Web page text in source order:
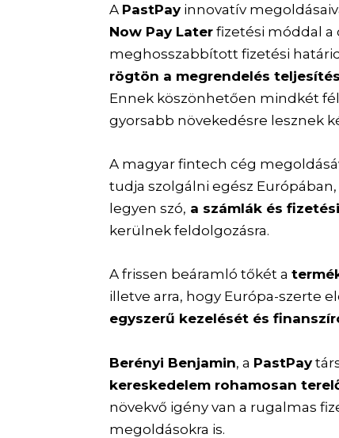
A PastPayinnovatív
Now Pay Later fizetési móddal a
meghosszabbított fizetési
rögtön a megrendelés
Ennek köszönhetően mindkét fél
gyorsabb növekedésre lesznek
A magyar fintech cég
tudja szolgálni egész
legyen szó, a számlák és
kerülnek feldolgozásra.
A frissen beáramló tőkét a
illetve arra, hogy Európa-szerte
egyszerű kezelését és
Berényi Benjamin, a PastPay
kereskedelem rohamosan
növekvő igény van a rugalmas
megoldásokra is.